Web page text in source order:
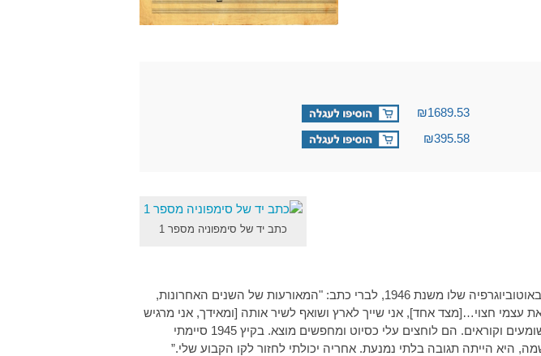
₪1689.53
₪395.58
כתב יד של סימפוניה מספר 1
הידיעות מאירופה על מעשי הזוועה שעוללו הנאצים ליהודים, החלו להגיע לישראל. באוטוביוגרפיה שלו משנת 1946, לברי כתב: "המאורעות של השנים האחרונות,
חצוי…[מצד אחד], אני שייך לארץ ושואף לשיר אותה [ומאידך, אני מרגיש
צורך להגיב על אירועים שמחוצה לה]… איני יכול להמלט מחלומות הזוועה עליהם שומעים וקוראים. הם לוחצים עלי כסיוט ומחפשים מוצא. בקיץ 1945 סיימתי
היא הייתה תגובה בלתי נמנעת. אחריה יכולתי לחזור לקו הקבוע שלי.”